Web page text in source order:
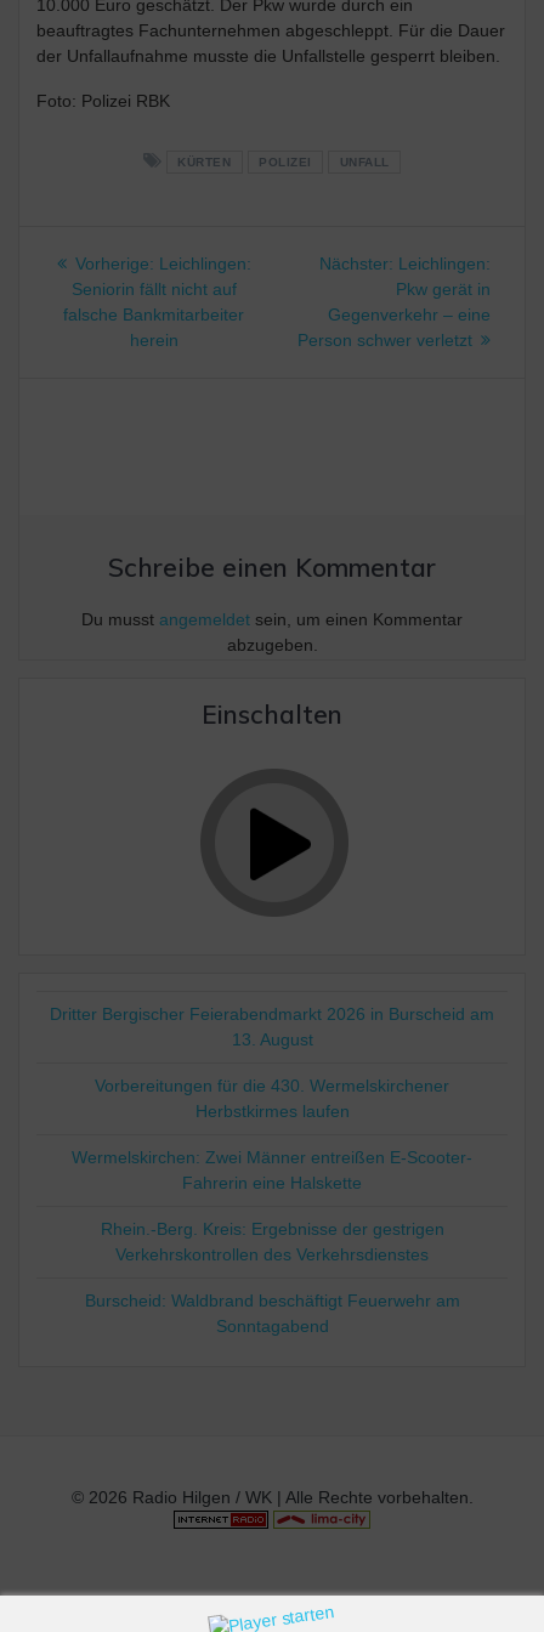
10.000 Euro geschätzt. Der Pkw wurde durch ein
beauftragtes Fachunternehmen abgeschleppt. Für die Dauer
der Unfallaufnahme musste die Unfallstelle gesperrt bleiben.
Foto: Polizei RBK
KÜRTEN POLIZEI UNFALL
Beitragsnavigation
Vorherige: Vorheriger
Beitrag:
Leichlingen:
Seniorin fällt nicht auf
falsche Bankmitarbeiter
herein
Nächster: Nächster
Beitrag:
Leichlingen:
Pkw gerät in
Gegenverkehr – eine
Person schwer verletzt
Schreibe einen Kommentar
Du musst angemeldet sein, um einen Kommentar
abzugeben.
Einschalten
Dritter Bergischer Feierabendmarkt 2026 in Burscheid am
13. August
Vorbereitungen für die 430. Wermelskirchener
Herbstkirmes laufen
Wermelskirchen: Zwei Männer entreißen E-Scooter-
Fahrerin eine Halskette
Rhein.-Berg. Kreis: Ergebnisse der gestrigen
Verkehrskontrollen des Verkehrsdienstes
Burscheid: Waldbrand beschäftigt Feuerwehr am
Sonntagabend
© 2026 Radio Hilgen / WK | Alle Rechte vorbehalten.